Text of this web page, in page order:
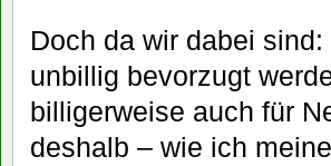
Doch da wir dabei
unbillig bevorzugt
billigerweise auch für
deshalb – wie ich